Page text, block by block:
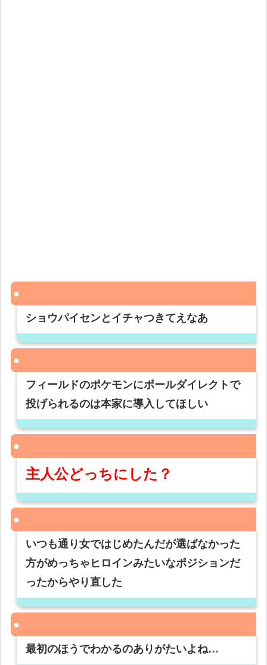
ショウパイセンとイチャつきてえなあ
フィールドのポケモンにボールダイレクトで
投げられるのは本家に導入してほしい
主人公どっちにした？
いつも通り女ではじめたんだが選ばなかった
方がめっちゃヒロインみたいなポジションだ
ったからやり直した
最初のほうでわかるのありがたいよね…